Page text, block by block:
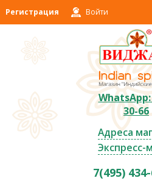
Регистрация Войти
WhatsApp:
30-66
Адреса
Экспресс-
7(495)